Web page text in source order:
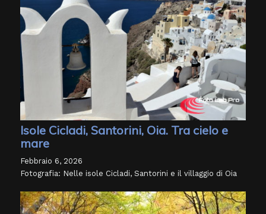
Isole Cicladi, Santorini, Oia. Tra cielo e
mare
Febbraio 6, 2026
Fotografia: Nelle isole Cicladi, Santorini e il villaggio di Oia